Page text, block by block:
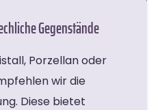
Gegenstände
Porzellan oder
wir die
Diese bietet